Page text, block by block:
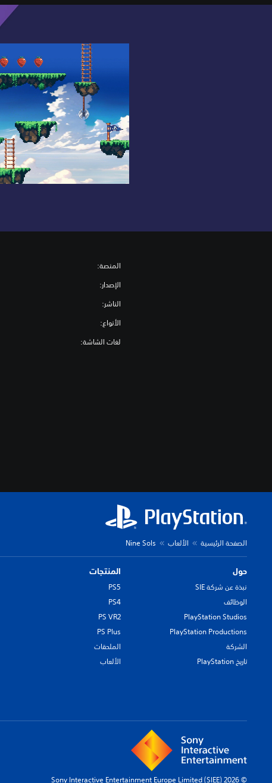
المنصة:
الإصدار:
الناشر:
الأنواع:
لغات الشاشة:
الصفحة الرئيسية الألعاب Nine Sols
حول
نبذة عن شركة SIE
الوظائف
PlayStation Studios
PlayStation Productions
الشركة
تاريخ PlayStation
المنتجات
PS5
PS4
PS VR2
PS Plus
الملحقات
الألعاب
© 2026 Sony Interactive Entertainment Europe Limited (SIEE)